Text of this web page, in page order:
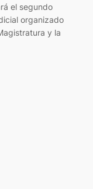
el segundo
organizado
y la